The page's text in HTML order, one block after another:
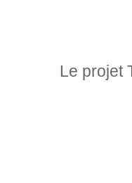
Le projet